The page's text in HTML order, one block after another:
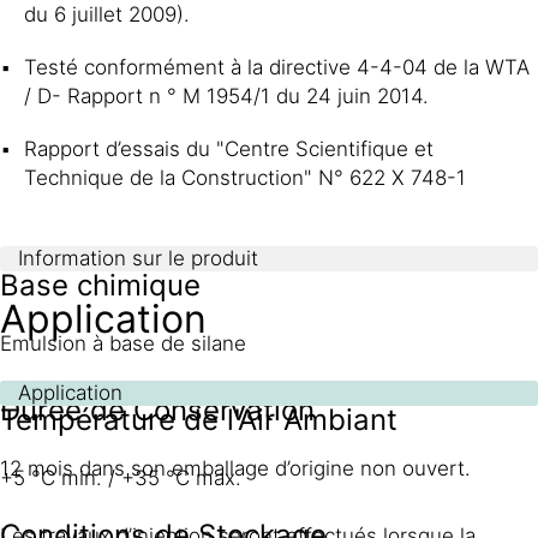
du 6 juillet 2009).
Testé conformément à la directive 4-4-04 de la WTA
/ D- Rapport n ° M 1954/1 du 24 juin 2014.
Rapport d’essais du "Centre Scientifique et
Technique de la Construction" N° 622 X 748-1
Information sur le produit
Base chimique
Emulsion à base de silane
Durée de Conservation
12 mois dans son emballage d’origine non ouvert.
Application
Application
Température de l'Air Ambiant
+5 °C min. / +35 °C max.